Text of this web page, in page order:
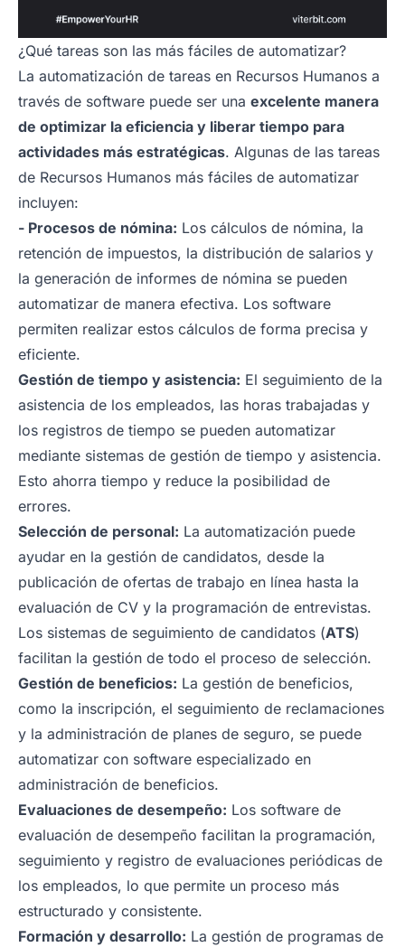
¿Qué tareas son las más fáciles de automatizar?
La automatización de tareas en Recursos Humanos a
través de software puede ser una excelente manera
de optimizar la eficiencia y liberar tiempo para
actividades más estratégicas. Algunas de las tareas
de Recursos Humanos más fáciles de automatizar
incluyen:
- Procesos de nómina: Los cálculos de nómina, la
retención de impuestos, la distribución de salarios y
la generación de informes de nómina se pueden
automatizar de manera efectiva. Los software
permiten realizar estos cálculos de forma precisa y
eficiente.
Gestión de tiempo y asistencia: El seguimiento de la
asistencia de los empleados, las horas trabajadas y
los registros de tiempo se pueden automatizar
mediante sistemas de gestión de tiempo y asistencia.
Esto ahorra tiempo y reduce la posibilidad de
errores.
Selección de personal: La automatización puede
ayudar en la gestión de candidatos, desde la
publicación de ofertas de trabajo en línea hasta la
evaluación de CV y la programación de entrevistas.
Los sistemas de seguimiento de candidatos (ATS)
facilitan la gestión de todo el proceso de selección.
Gestión de beneficios: La gestión de beneficios,
como la inscripción, el seguimiento de reclamaciones
y la administración de planes de seguro, se puede
automatizar con software especializado en
administración de beneficios.
Evaluaciones de desempeño: Los software de
evaluación de desempeño facilitan la programación,
seguimiento y registro de evaluaciones periódicas de
los empleados, lo que permite un proceso más
estructurado y consistente.
Formación y desarrollo: La gestión de programas de